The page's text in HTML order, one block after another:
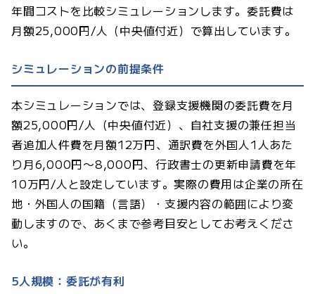
年間コストを比較シミュレーションします。委託費は
月額25,000円/人（中央値付近）で算出しています。
シミュレーションの前提条件
本シミュレーションでは、登録支援機関の委託費を月
額25,000円/人（中央値付近）、自社支援の兼任担当
者追加人件費を月額12万円、通訳費を外国人1人あた
り月6,000円〜8,000円、行政書士の更新申請費を年
10万円/人と設定しています。実際の費用は企業の所在
地・外国人の国籍（言語）・支援内容の範囲により変
動しますので、あくまで参考目安としてお考えくださ
い。
5人規模：委託が有利